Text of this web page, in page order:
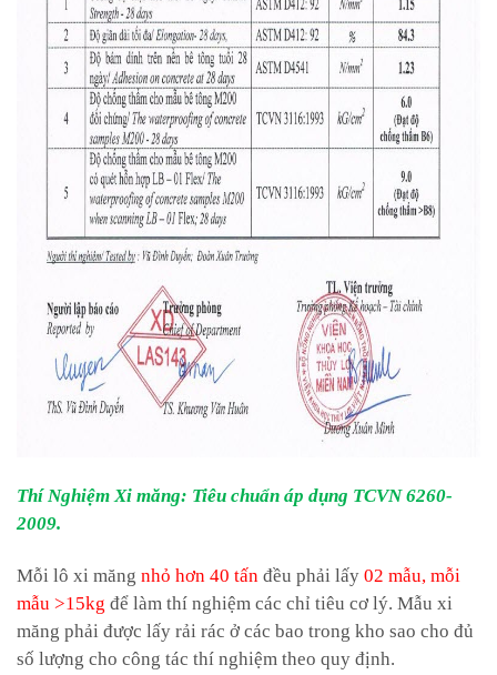
Thí Nghiệm Xi măng: Tiêu chuẩn áp dụng TCVN 6260-
2009.
Mỗi lô xi măng nhỏ hơn 40 tấn đều phải lấy 02 mẫu, mỗi
mẫu >15kg để làm thí nghiệm các chỉ tiêu cơ lý. Mẫu xi
măng phải được lấy rải rác ở các bao trong kho sao cho đủ
số lượng cho công tác thí nghiệm theo quy định.